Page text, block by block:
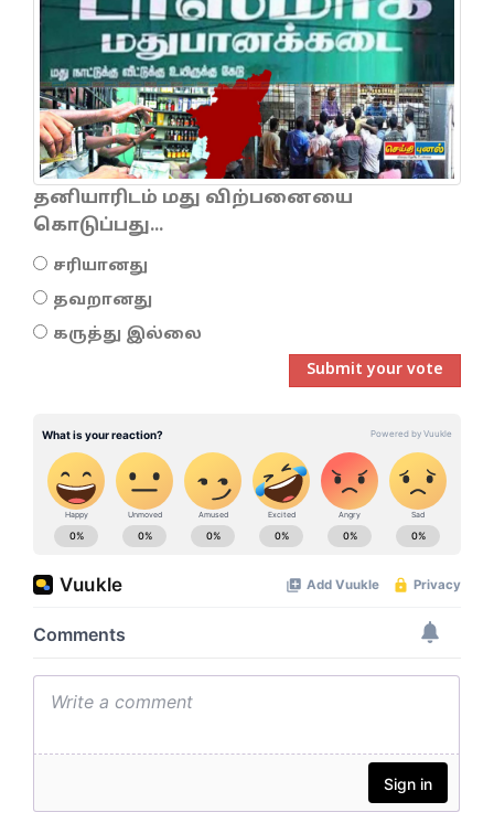
தனியாரிடம் மது விற்பனையை
கொடுப்பது...
சரியானது
தவறானது
கருத்து இல்லை
Submit your vote